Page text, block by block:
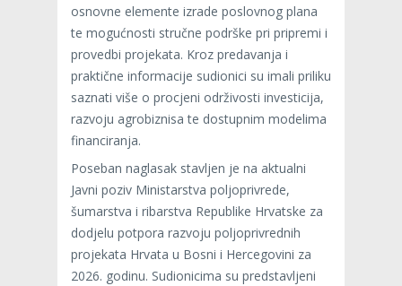
osnovne elemente izrade poslovnog plana
te mogućnosti stručne podrške pri pripremi i
provedbi projekata. Kroz predavanja i
praktične informacije sudionici su imali priliku
saznati više o procjeni održivosti investicija,
razvoju agrobiznisa te dostupnim modelima
financiranja.
Poseban naglasak stavljen je na aktualni
Javni poziv Ministarstva poljoprivrede,
šumarstva i ribarstva Republike Hrvatske za
dodjelu potpora razvoju poljoprivrednih
projekata Hrvata u Bosni i Hercegovini za
2026. godinu. Sudionicima su predstavljeni